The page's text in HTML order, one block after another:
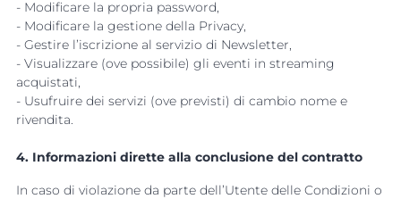
- Modificare la propria password,
- Modificare la gestione della Privacy,
- Gestire l’iscrizione al servizio di Newsletter,
- Visualizzare (ove possibile) gli eventi in streaming
acquistati,
- Usufruire dei servizi (ove previsti) di cambio nome e
rivendita.
4. Informazioni dirette alla conclusione del contratto
In caso di violazione da parte dell’Utente delle Condizioni o